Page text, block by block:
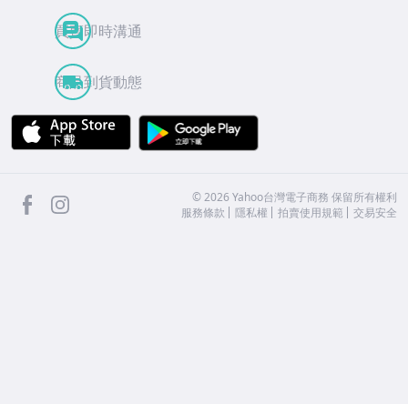
買賣即時溝通
商品到貨動態
APP Store
facebook ©2026 Yahoo台灣電子商務 保留所有權利
服務條款
隱私權 拍賣使用規範 交易安全